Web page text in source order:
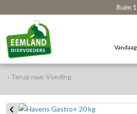
Ruim 1700
‹ Terug naar Voeding